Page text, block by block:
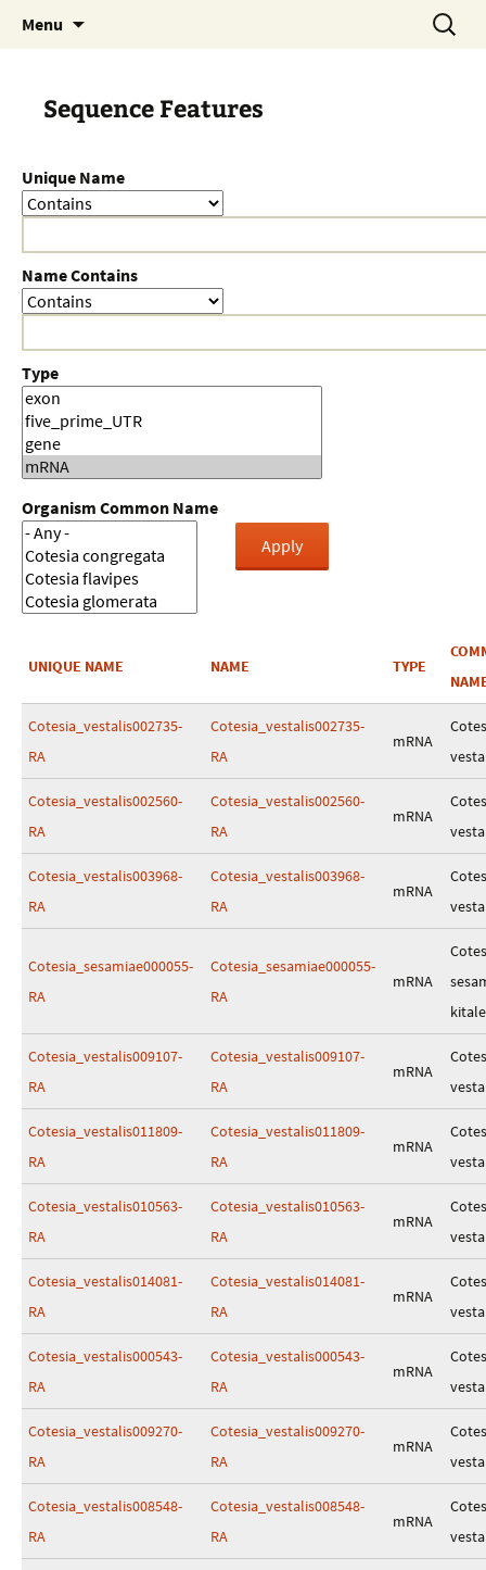
Menu
Search
for:
Sequence Features
Unique Name
Name Contains
Type
Organism Common Name
UNIQUE NAME NAME TYPE
Cotesia_vestalis002735-
RA
Cotesia_vestalis002735-
RA
mRNA
Cotesia_vestalis002560-
RA
Cotesia_vestalis002560-
RA
mRNA
Cotesia_vestalis003968-
RA
Cotesia_vestalis003968-
RA
mRNA
Cotesia_sesamiae000055-
RA
Cotesia_sesamiae000055-
RA
mRNA
kitale
Cotesia_vestalis009107-
RA
Cotesia_vestalis009107-
RA
mRNA
Cotesia_vestalis011809-
RA
Cotesia_vestalis011809-
RA
mRNA
Cotesia_vestalis010563-
RA
Cotesia_vestalis010563-
RA
mRNA
Cotesia_vestalis014081-
RA
Cotesia_vestalis014081-
RA
mRNA
Cotesia_vestalis000543-
RA
Cotesia_vestalis000543-
RA
mRNA
Cotesia_vestalis009270-
RA
Cotesia_vestalis009270-
RA
mRNA
Cotesia_vestalis008548-
RA
Cotesia_vestalis008548-
RA
mRNA